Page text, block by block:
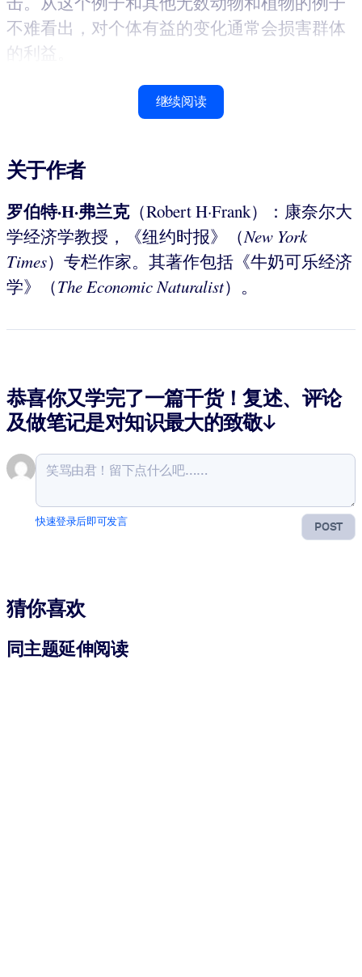
不难看出，对个体有益的变化通常会损害群体
的利益。
继续阅读
关于作者
罗伯特·H·弗兰克（Robert H·Frank）：康奈尔大
学经济学教授，《纽约时报》（New York
Times）专栏作家。其著作包括《牛奶可乐经济
学》（The EconomicNaturalist）。
恭喜你又学完了一篇干货！复述、评论
及做笔记是对知识最大的致敬↓
POST
快速登录后即可发言
猜你喜欢
同主题延伸阅读